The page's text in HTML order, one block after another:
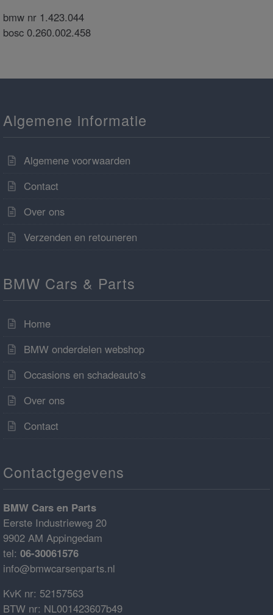
bmw nr 1.423.044
bosc 0.260.002.458
Algemene informatie
Algemene voorwaarden
Contact
Over ons
Verzenden en retouneren
BMW Cars & Parts
Home
BMW onderdelen webshop
Occasions en schadeauto’s
Over ons
Contact
Contactgegevens
BMW Cars en Parts
Eerste Industrieweg 20
9902 AM Appingedam
tel: 06-30061576
info@bmwcarsenparts.nl
KvK nr: 52157563
BTW nr: NL001423607b49